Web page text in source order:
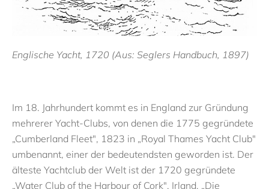
Englische Yacht, 1720 (Aus: Seglers Handbuch, 1897)
Im 18. Jahrhundert kommt es in England zur Gründung
mehrerer Yacht-Clubs, von denen die 1775 gegründete
„Cumberland Fleet", 1823 in „Royal Thames Yacht Club"
umbenannt, einer der bedeutendsten geworden ist. Der
älteste Yachtclub der Welt ist der 1720 gegründete
„Water Club of the Harbour of Cork", Irland. „Die